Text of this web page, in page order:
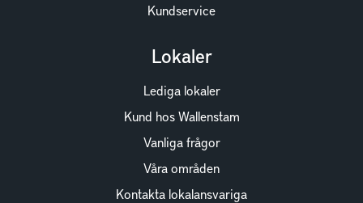
Kundservice
Lokaler
Lediga lokaler
Kund hos Wallenstam
Vanliga frågor
Våra områden
Kontakta lokalansvariga